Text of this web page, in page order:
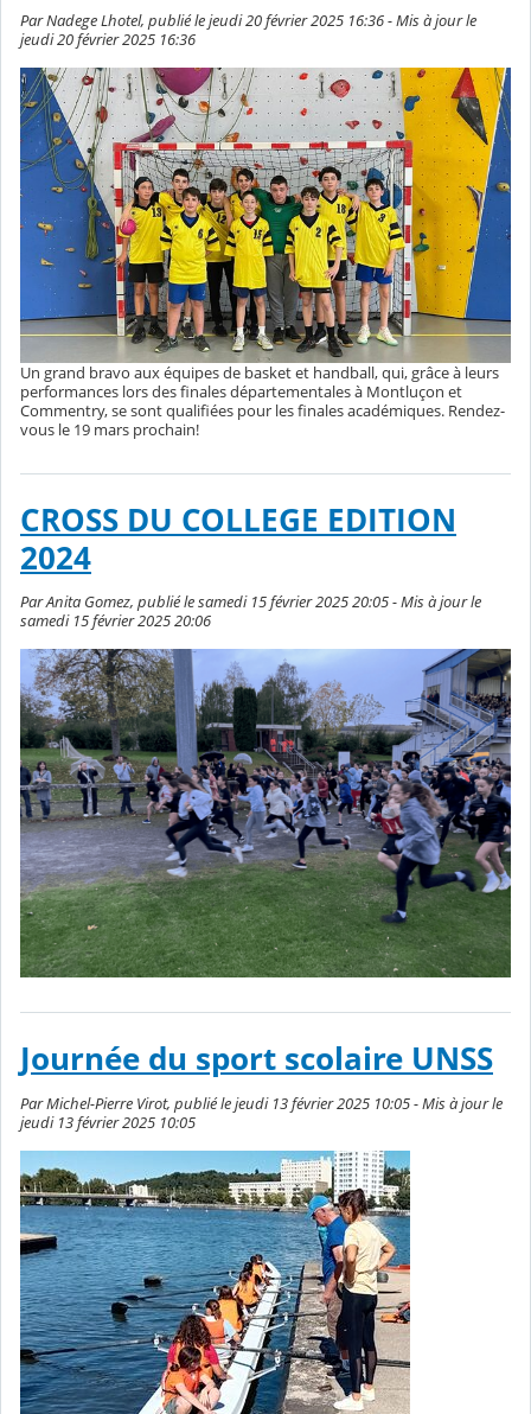
Par Nadege Lhotel, publié le jeudi 20 février 2025 16:36 - Mis à jour le
jeudi 20 février 2025 16:36
Un grand bravo aux équipes de basket et handball, qui, grâce à leurs
performances lors des finales départementales à Montluçon et
Commentry, se sont qualifiées pour les finales académiques. Rendez-
vous le 19 mars prochain!
CROSS DU COLLEGE EDITION
2024
Par Anita Gomez, publié le samedi 15 février 2025 20:05 - Mis à jour le
samedi 15 février 2025 20:06
Journée du sport scolaire UNSS
Par Michel-Pierre Virot, publié le jeudi 13 février 2025 10:05 - Mis à jour le
jeudi 13 février 2025 10:05